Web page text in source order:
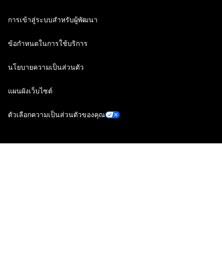
การเข้าสู่ระบบสำหรับผู้พัฒนา
ข้อกำหนดในการใช้บริการ
นโยบายความเป็นส่วนตัว
แผนผังเว็บไซต์
ตัวเลือกความเป็นส่วนตัวของคุณ